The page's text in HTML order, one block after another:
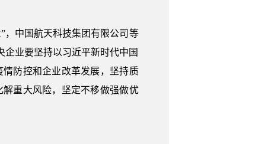
，中国航天科技集团有限公司等
企业要坚持以习近平新时代中国
防控和企业改革发展，坚持质
重大风险，坚定不移做强做优